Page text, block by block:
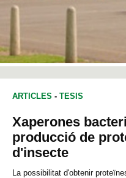
ARTICLES - TESIS
Xaperones
producció de
d'insecte
La possibilitat d'obtenir